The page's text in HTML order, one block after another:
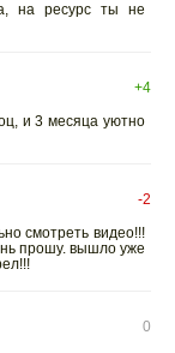
на ресурс ты не
+4
и 3 месяца уютно
-2
смотреть видео!!!
прошу. вышло уже
0